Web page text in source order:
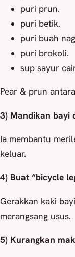
puri prun.
puri betik.
puri buah
puri brokoli.
sup sayur
Pear & prun
3) Mandikan bayi
Ia membantu
keluar.
4) Buat “bicycle
Gerakkan kaki
merangsang usus.
5) Kurangkan